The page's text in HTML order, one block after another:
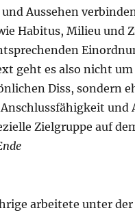
Aussehen
Habitus, Milieu und
geht es also nicht
Diss, sondern
Anschlussfähigkeit und
Zielgruppe auf
arbeitete unter der